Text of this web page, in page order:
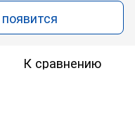
К сравнению